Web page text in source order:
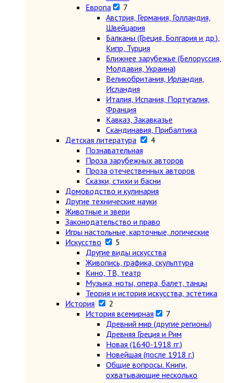
Европа
7
Австрия, Германия, Голландия,
Швейцария
Балканы (Греция, Болгария и др.),
Кипр, Турция
Ближнее зарубежье (Белоруссия,
Молдавия, Украина)
Великобритания, Ирландия,
Исландия
Италия, Испания, Португалия,
Франция
Кавказ, Закавказье
Скандинавия, Прибалтика
Детская литература
4
Познавательная
Проза зарубежных авторов
Проза отечественных авторов
Сказки, стихи и басни
Домоводство и кулинария
Другие технические науки
Животные и звери
Законодательство и право
Игры настольные, карточные, логические
Искусство
5
Другие виды искусства
Живопись, графика, скульптура
Кино, ТВ, театр
Музыка, ноты, опера, балет, танцы
Теория и история искусства, эстетика
История
2
История всемирная
7
Древний мир (другие регионы)
Древняя Греция и Рим
Новая (1640-1918 гг.)
Новейшая (после 1918 г.)
Общие вопросы. Книги,
охватывающие несколько